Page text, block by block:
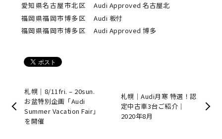
愛知県名古屋市北区
Audi Approved 名古屋北
福岡県福岡市博多区
Audi 板付
福岡県福岡市博多区
Audi Approved 博多
札幌｜8/11fri. – 20sun.
お盆特別企画「Audi
Summer Vacation Fair」
を開催
札幌｜Audi月寒 特選！認
定中古車3台ご紹介｜
2020年8月